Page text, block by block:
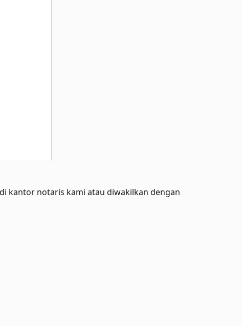
kantor notaris kami atau diwakilkan dengan